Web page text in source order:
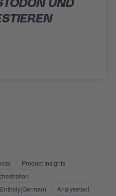
UND
Product Insights
Entirely(German)
Analysetool